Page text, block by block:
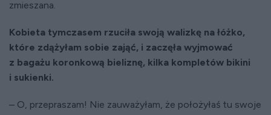
zmieszana.
Kobieta tymczasem rzuciła swoją walizkę na łóżko,
które zdążyłam sobie zająć, i zaczęła wyjmować
z bagażu koronkową bieliznę, kilka kompletów bikini
i sukienki.
– O, przepraszam! Nie zauważyłam, że położyłaś tu swoje